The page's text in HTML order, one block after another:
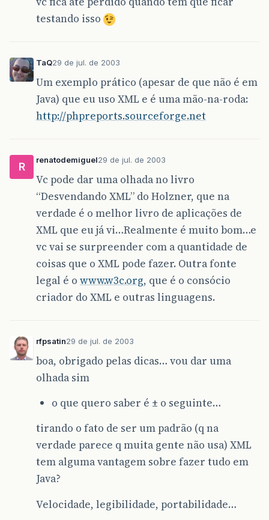
testando isso
TaQ29 de jul. de 2003
Um exemplo prático (apesar de que não é em
Java) que eu uso XML e é uma mão-na-roda:
http://phpreports.sourceforge.net
R
renatodemiguel29 de jul. de 2003
Vc pode dar uma olhada no livro
“Desvendando XML” do Holzner, que na
verdade é o melhor livro de aplicações de
XML que eu já vi…Realmente é muito bom…e
vc vai se surpreender com a quantidade de
coisas que o XML pode fazer. Outra fonte
legal é o www.w3c.org, que é o consócio
criador do XML e outras linguagens.
rfpsatin29 de jul. de 2003
boa, obrigado pelas dicas… vou dar uma
olhada sim
o que quero saber é ± o seguinte…
tirando o fato de ser um padrão (q na
verdade parece q muita gente não usa) XML
tem alguma vantagem sobre fazer tudo em
Java?
Velocidade, legibilidade, portabilidade…